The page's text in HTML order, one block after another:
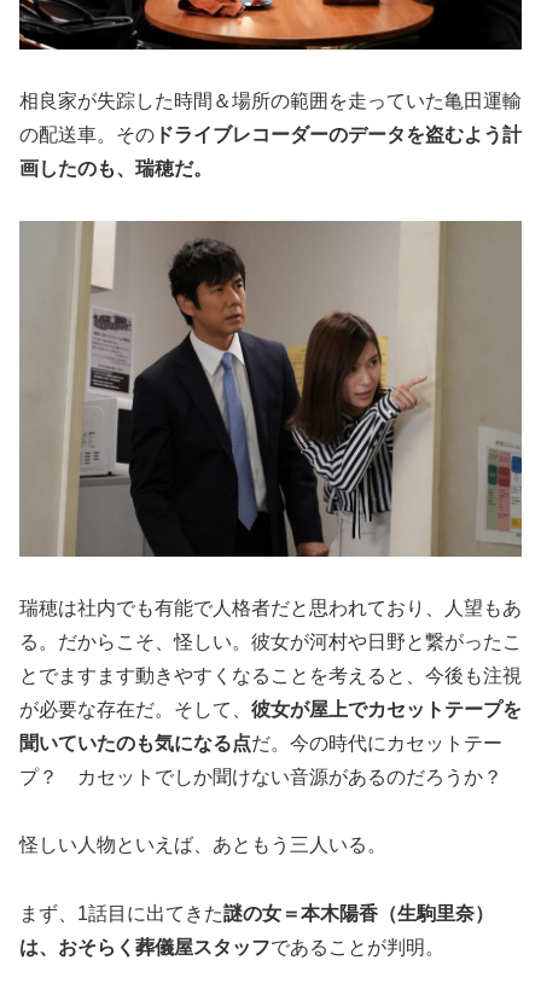
相良家が失踪した時間＆場所の範囲を走っていた亀田運輸
の配送車。その ドライブレコーダーのデータを盗むよう計
画したのも、瑞穂だ。
瑞穂は社内でも有能で人格者だと思われており、人望もあ
る。だからこそ、怪しい。彼女が河村や日野と繋がったこ
とでますます動きやすくなることを考えると、今後も注視
が必要な存在だ。そして、 彼女が屋上でカセットテープを
聞いていたのも気になる点だ。今の時代にカセットテー
プ？ カセットでしか聞けない音源があるのだろうか？
怪しい人物といえば、あともう三人いる。
まず、1話目に出てきた謎の女＝本木陽香（生駒里奈）
は、おそらく葬儀屋スタッフであることが判明。